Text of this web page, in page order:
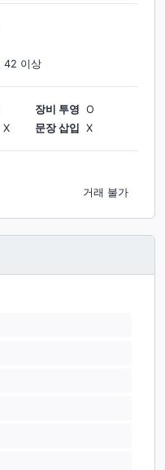
42 이상
장비 투영 O
X 문장 삽입 X
거래 불가